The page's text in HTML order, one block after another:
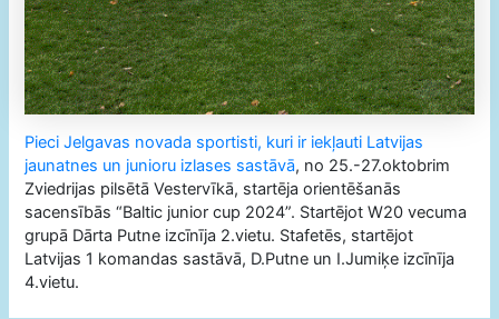
Pieci Jelgavas novada sportisti, kuri ir iekļauti Latvijas
jaunatnes un junioru izlases sastāvā, no 25.-27.oktobrim
Zviedrijas pilsētā Vestervīkā, startēja orientēšanās
sacensībās “Baltic junior cup 2024”. Startējot W20 vecuma
grupā Dārta Putne izcīnīja 2.vietu. Stafetēs, startējot
Latvijas 1 komandas sastāvā, D.Putne un I.Jumiķe izcīnīja
4.vietu.